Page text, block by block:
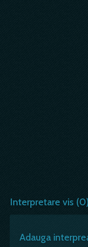
Interpretare vis
Adauga